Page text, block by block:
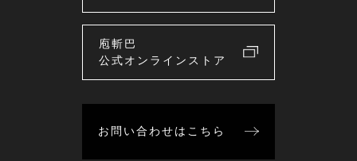
庖斬巴
公式オンラインストア
お問い合わせはこちら